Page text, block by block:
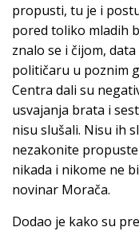
propusti, tu je i
pored toliko mladih
znalo se i čijom,
političaru u poznim
Centra dali su
usvajanja brata i
nisu slušali. Nisu ih
nezakonite
nikada i nikome ne
novinar Morača.
Dodao je kako su